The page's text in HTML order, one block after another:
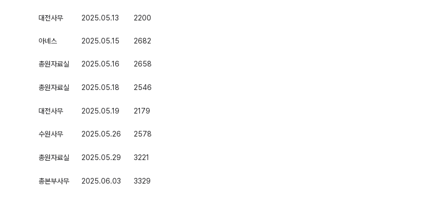
대전사무 2025.05.13 2200
아녜스 2025.05.15 2682
총원자료실 2025.05.16 2658
총원자료실 2025.05.18 2546
대전사무 2025.05.19 2179
수원사무 2025.05.26 2578
총원자료실 2025.05.29 3221
총본부사무 2025.06.03 3329